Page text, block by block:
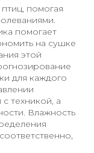
помогая
помогает
на сушке
этой
для каждого
техникой, а
Влажность